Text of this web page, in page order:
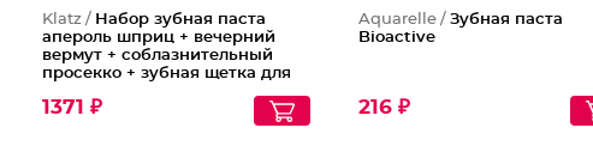
Klatz / Набор зубная паста
апероль шприц + вечерний
вермут + соблазнительный
просекко + зубная щетка для
1371 ₽
Aquarelle / Зубная паста
Bioactive
216 ₽